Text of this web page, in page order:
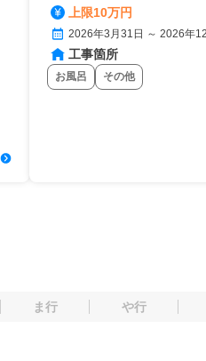
上限10万円
2026年3月31日 ～ 2026年
工事箇所
お風呂 その他
ま行 や行